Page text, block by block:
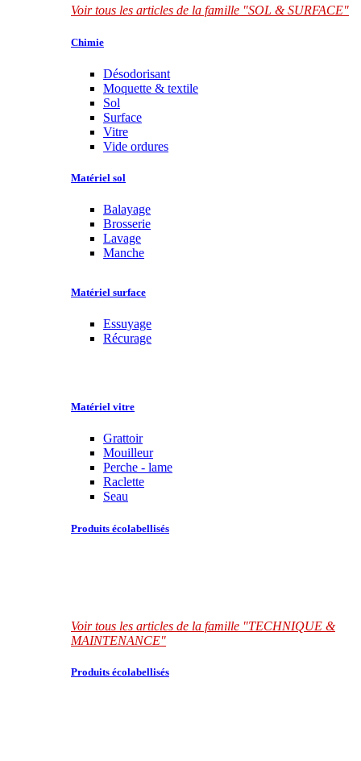
Voir tous les articles de la famille "SOL & SURFACE"
Chimie
Désodorisant
Moquette & textile
Sol
Surface
Vitre
Vide ordures
Matériel sol
Balayage
Brosserie
Lavage
Manche
Matériel surface
Essuyage
Récurage
Matériel vitre
Grattoir
Mouilleur
Perche - lame
Raclette
Seau
Produits écolabellisés
Voir tous les articles de la famille "TECHNIQUE &
MAINTENANCE"
Produits écolabellisés